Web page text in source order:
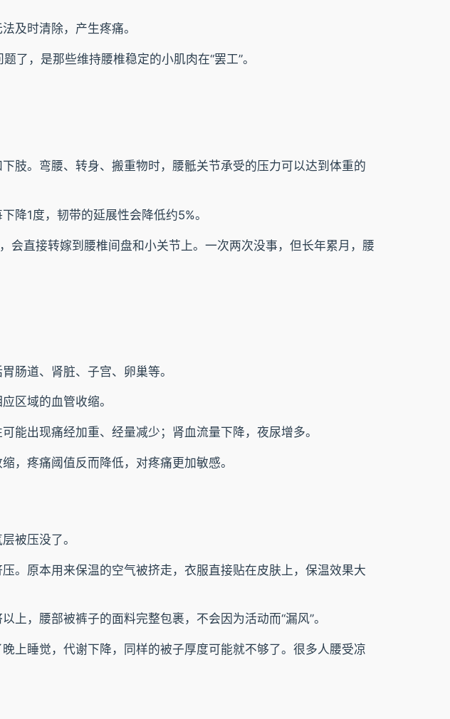
及时清除，产生疼痛。
了，是那些维持腰椎稳定的小肌肉在“罢工”。
肢。弯腰、转身、搬重物时，腰骶关节承受的压力可以达到体重的
1度，韧带的延展性会降低约5%。
会直接转嫁到腰椎间盘和小关节上。一次两次没事，但长年累月，腰
肠道、肾脏、子宫、卵巢等。
区域的血管收缩。
能出现痛经加重、经量减少；肾血流量下降，夜尿增多。
，疼痛阈值反而降低，对疼痛更加敏感。
被压没了。
。原本用来保温的空气被挤走，衣服直接贴在皮肤上，保温效果大
，腰部被裤子的面料完整包裹，不会因为活动而“漏风”。
上睡觉，代谢下降，同样的被子厚度可能就不够了。很多人腰受凉